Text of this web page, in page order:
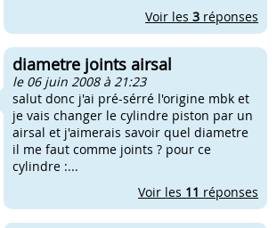
Voir les 3 réponses
diametre joints airsal
le 06 juin 2008 à 21:23
salut donc j'ai pré-sérré l'origine mbk et
je vais changer le cylindre piston par un
airsal et j'aimerais savoir quel diametre
il me faut comme joints ? pour ce
cylindre :...
Voir les 11 réponses